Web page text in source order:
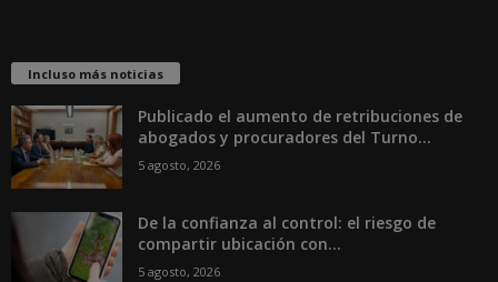
Incluso más noticias
Publicado el aumento de retribuciones de
abogados y procuradores del Turno...
5 agosto, 2026
De la confianza al control: el riesgo de
compartir ubicación con...
5 agosto, 2026